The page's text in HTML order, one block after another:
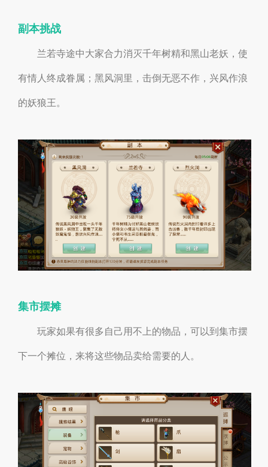
副本挑战
兰若寺途中大家合力消灭千年树精和黑山老妖，使
有情人终成眷属；黑风洞里，击倒无恶不作，兴风作浪
的妖狼王。
集市摆摊
玩家如果有很多自己用不上的物品，可以到集市摆
下一个摊位，来将这些物品卖给需要的人。